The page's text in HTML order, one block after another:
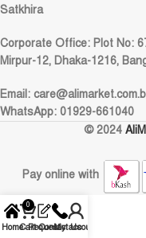
Satkhira
Corporate Office: Plot No:
Mirpur-12, Dhaka-1216,
Email:
WhatsApp: 01929-661040
© 2024
Pay online with
Home
0
CartRequest
Contact Us
My account